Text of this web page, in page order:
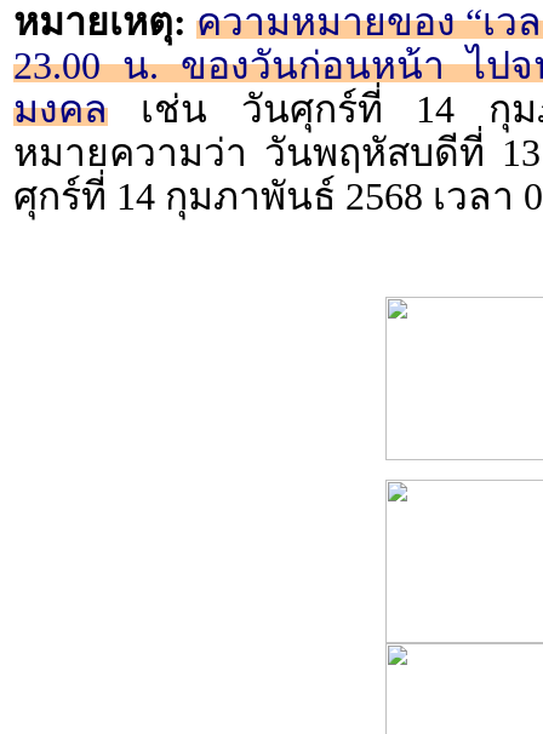
หมายเหตุ: ความหมายของ “เว
23.00 น. ของวันก่อนหน้า ไป
มงคล เช่น วันศุกร์ที่ 14 กุม
หมายความว่า วันพฤหัสบดีที่
ศุกร์ที่ 14 กุมภาพันธ์ 2568 เวลา